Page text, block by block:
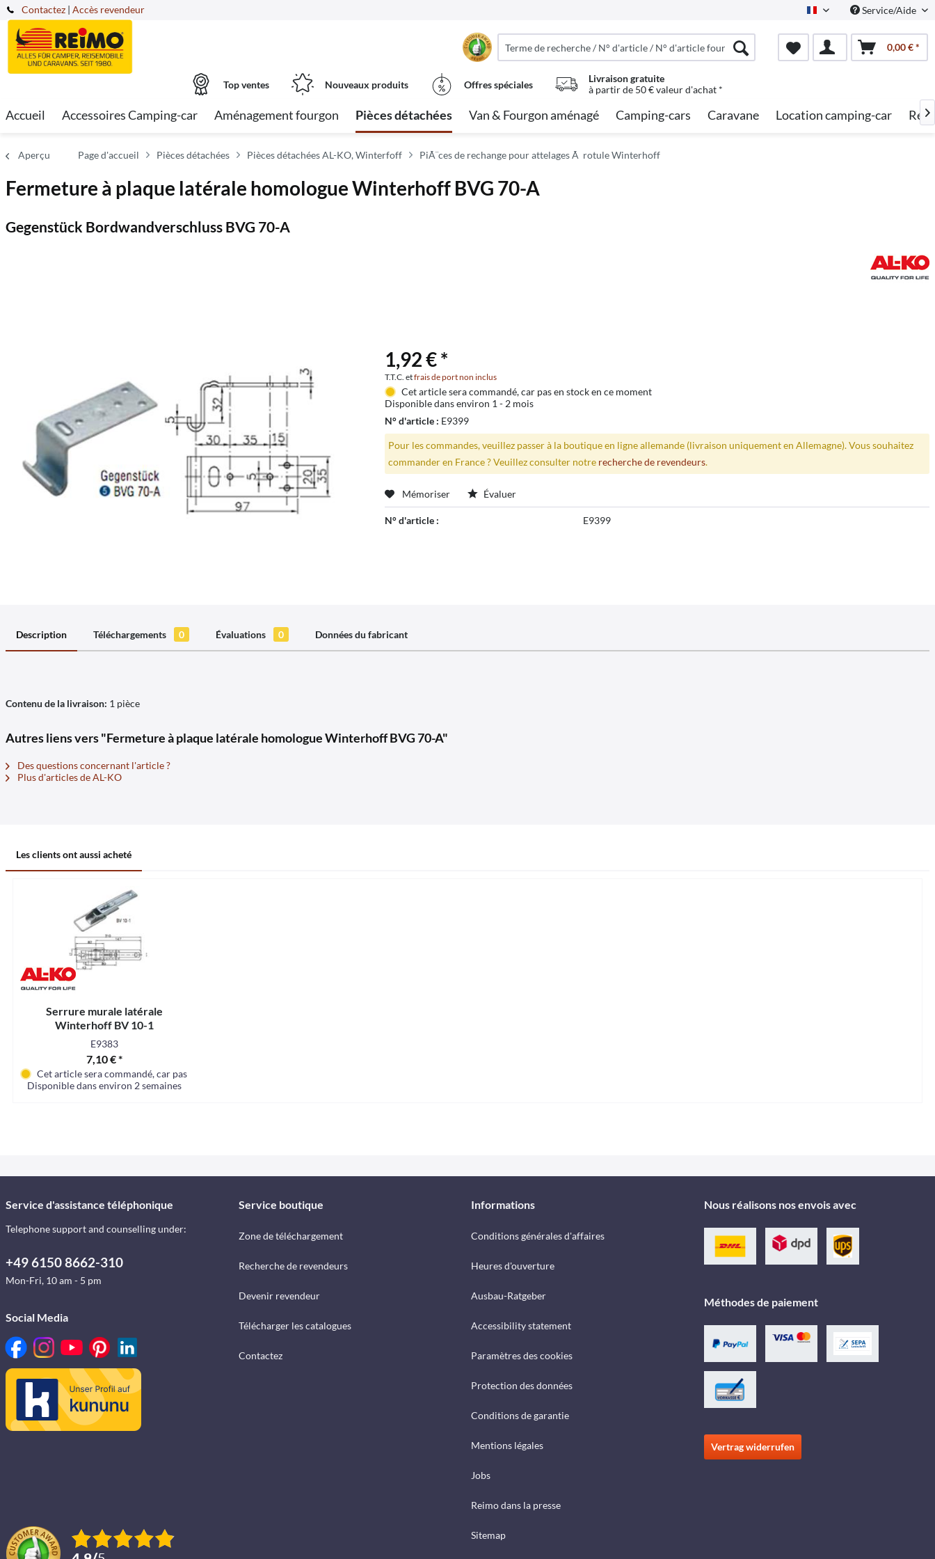
Contactez French Service/Aide
| Accès revendeur
0,00 € *
Top ventes Nouveaux produits Offres spéciales
Livraison gratuite
à partir de 50 € valeur d'achat *
Accueil Accessoires Camping-car Aménagement fourgon Pièces détachées Van & Fourgon aménagé Camping-cars Caravane Location camping-car 
Aperçu Page d'accueil Pièces détachées Pièces détachées AL-KO, Winterfoff PiÃ¨ces de rechange pour attelages Ã rotule Winterhoff
Fermeture à plaque latérale homologue Winterhoff BVG 70-A
Gegenstück Bordwandverschluss BVG 70-A
1,92 € *
T.T.C. etfrais de port non inclus
Cet article sera commandé, car pas en stock en ce moment
Disponible dans environ 1 - 2 mois
N° d'article : E9399
Pour les commandes, veuillez passer à la boutique en ligne allemande (livraison uniquement en Allemagne). Vous souhaitez
commander en France ? Veuillez consulter notre recherche de revendeurs.
Mémoriser Évaluer
N° d'article : E9399
Description Téléchargements 0 Évaluations 0 Données du fabricant
Contenu de la livraison: 1 pièce
Autres liens vers "Fermeture à plaque latérale homologue Winterhoff BVG 70-A"
Des questions concernant l'article ?
Plus d'articles de AL-KO
Les clients ont aussi acheté
Serrure murale latérale
Winterhoff BV 10-1
E9383
7,10 € *
Cet article sera commandé, car pas en stock en ce moment
Disponible dans environ 2 semaines
Service d'assistance téléphonique
Telephone support and counselling under:
+49 6150 8662-310
Mon-Fri, 10 am - 5 pm
Social Media
Service boutique
Zone de téléchargement
Recherche de revendeurs
Devenir revendeur
Télécharger les catalogues
Contactez
Informations
Conditions générales d'affaires
Heures d'ouverture
Ausbau-Ratgeber
Accessibility statement
Paramètres des cookies
Protection des données
Conditions de garantie
Mentions légales
Jobs
Reimo dans la presse
Sitemap
Nous réalisons nos envois avec
Méthodes de paiement
Vertrag widerrufen